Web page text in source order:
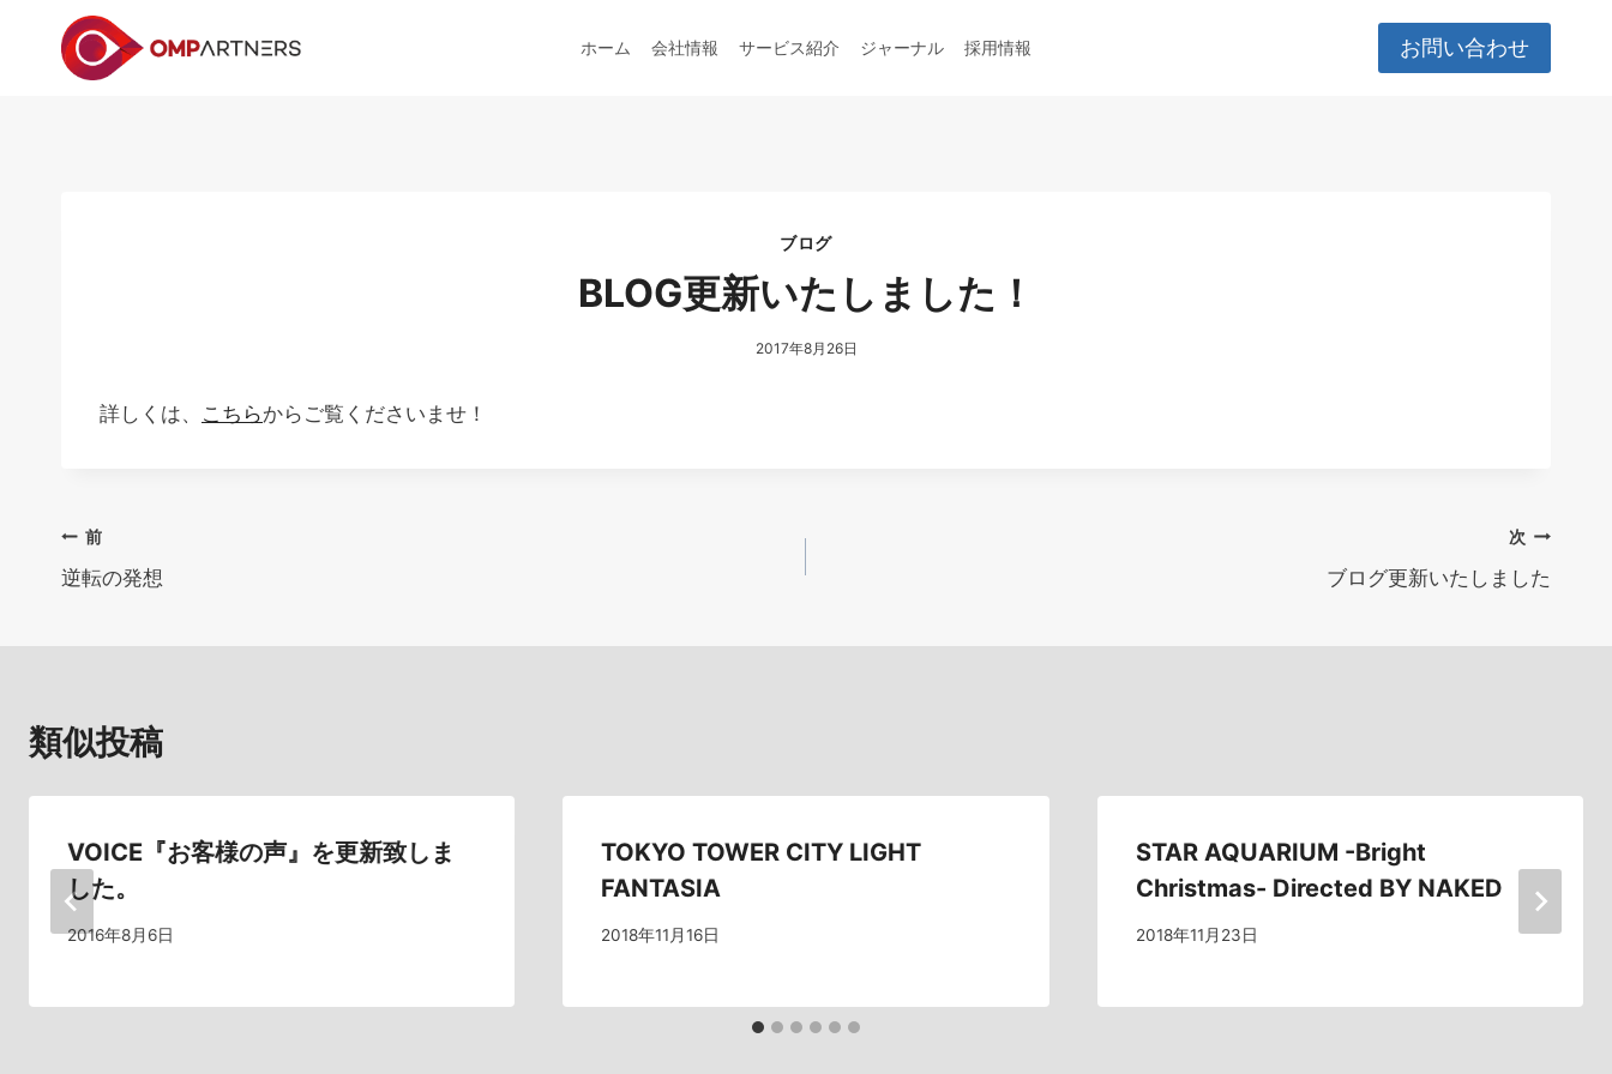
ホーム 会社情報 サービス紹介 ジャーナル 採用情報 お問い合わせ
ブログ
BLOG更新いたしました！
2017年8月26日
詳しくは、 こちらからご覧くださいませ！
投
稿
ゲ
ー
シ
ョ
ン
前
逆転の発想
次
ブログ更新いたしました
類似投稿
VOICE『お客様の声』を更新致しま
した。
2016年8月6日
TOKYO TOWER CITY LIGHT
FANTASIA
2018年11月16日
STAR AQUARIUM -Bright
Christmas- Directed BY NAKED
2018年11月23日